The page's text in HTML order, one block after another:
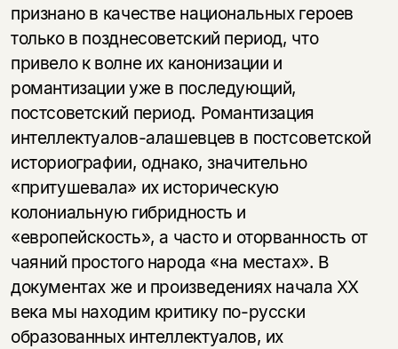
признано в качестве национальных героев
только в позднесоветский период, что
привело к волне их канонизации и
романтизации уже в последующий,
постсоветский период. Романтизация
интеллектуалов-алашевцев в постсоветской
историографии, однако, значительно
«притушевала» их историческую
колониальную гибридность и
«европейскость», а часто и оторванность от
чаяний простого народа «на местах». В
документах же и произведениях начала ХХ
века мы находим критику по-русски
образованных интеллектуалов, их